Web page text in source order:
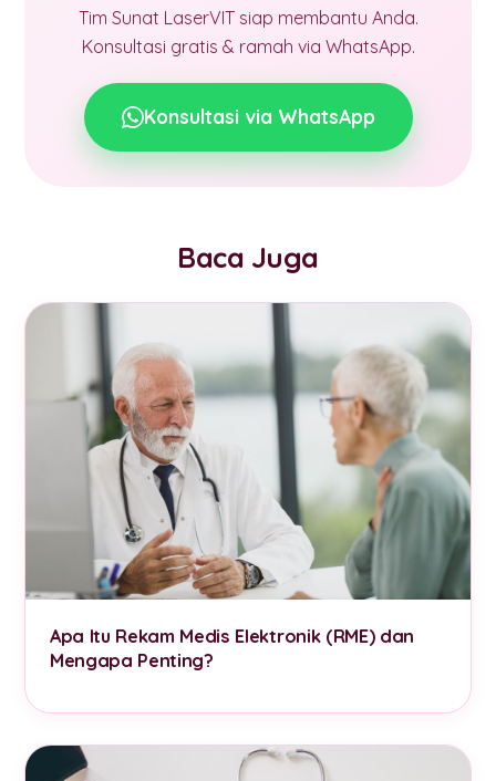
Tim Sunat LaserVIT siap membantu Anda.
Konsultasi gratis & ramah via WhatsApp.
Konsultasi via WhatsApp
Baca Juga
Apa Itu Rekam Medis Elektronik (RME) dan
Mengapa Penting?